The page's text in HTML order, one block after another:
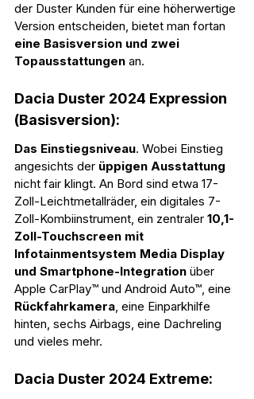
der Duster Kunden für eine höherwertige
Version entscheiden, bietet man fortan
eine Basisversion und zwei
Topausstattungen an.
Dacia Duster 2024 Expression
(Basisversion):
Das Einstiegsniveau. Wobei Einstieg
angesichts der üppigen Ausstattung
nicht fair klingt. An Bord sind etwa 17-
Zoll-Leichtmetallräder, ein digitales 7-
Zoll-Kombiinstrument, ein zentraler 10,1-
Zoll-Touchscreen mit
Infotainmentsystem Media Display
und Smartphone-Integration über
Apple CarPlay™ und Android Auto™, eine
Rückfahrkamera, eine Einparkhilfe
hinten, sechs Airbags, eine Dachreling
und vieles mehr.
Dacia Duster 2024 Extreme: